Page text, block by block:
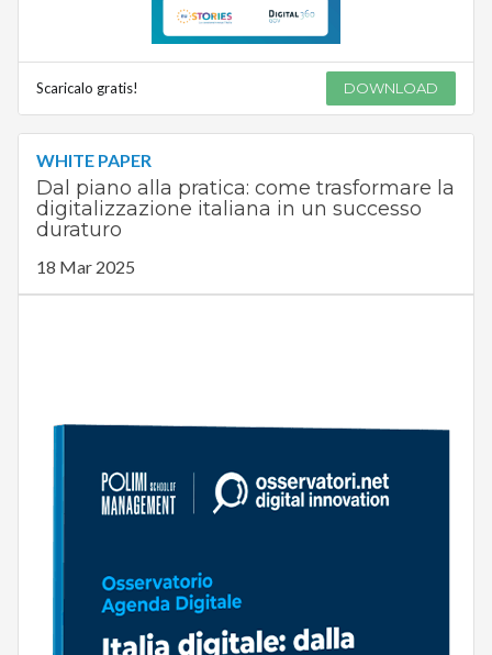
Scaricalo gratis! DOWNLOAD
WHITE PAPER
Dal piano alla pratica: come trasformare la
digitalizzazione italiana in un successo
duraturo
18 Mar 2025